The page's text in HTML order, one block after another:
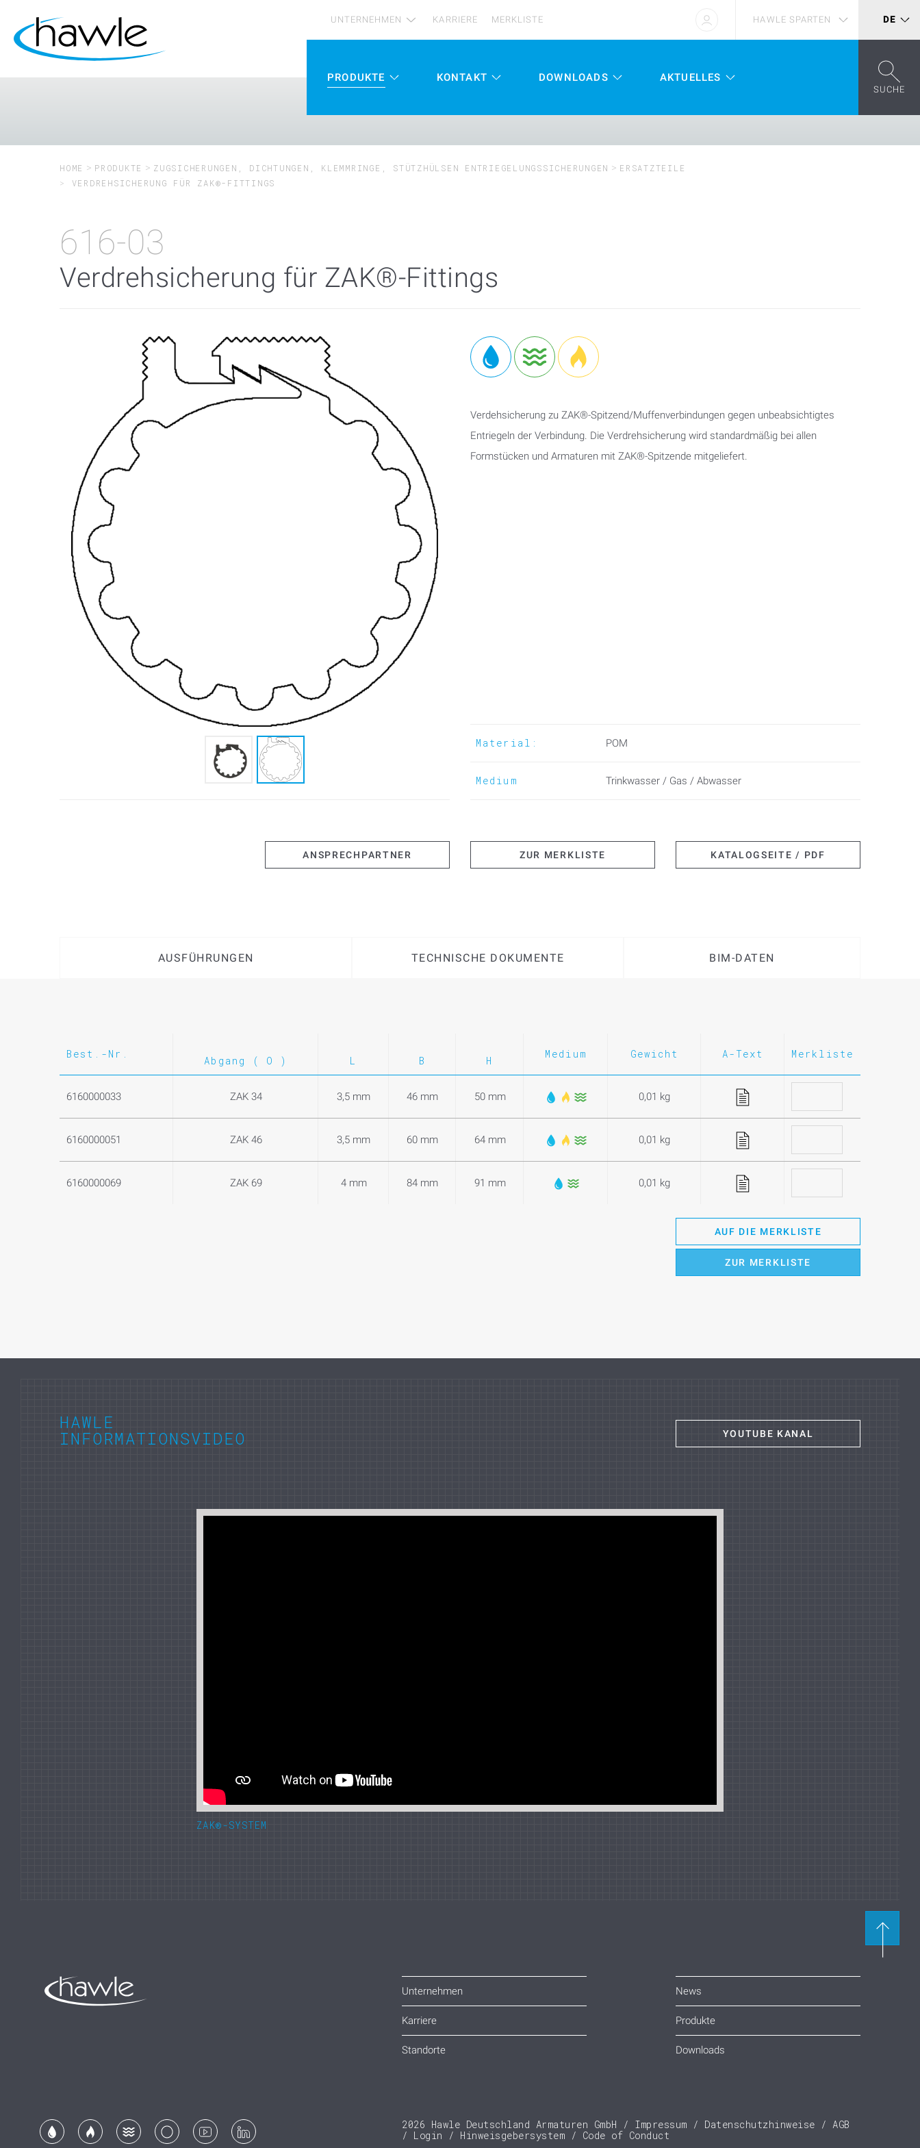
UNTERNEHMEN KARRIERE MERKLISTE HAWLE SPARTEN DE
PRODUKTE KONTAKT DOWNLOADS AKTUELLES
SUCHE
HOME PRODUKTE ZUGSICHERUNGEN, DICHTUNGEN, KLEMMRINGE, STÜTZHÜLSEN ENTRIEGELUNGSSICHERUNGEN
ERSATZTEILE
VERDREHSICHERUNG FÜR ZAK®-FITTINGS
616-03
Verdrehsicherung für ZAK®-Fittings
Verdehsicherung zu ZAK®-Spitzend/Muffenverbindungen gegen unbeabsichtigtes
Entriegeln der Verbindung. Die Verdrehsicherung wird standardmäßig bei allen
Formstücken und Armaturen mit ZAK®-Spitzende mitgeliefert.
Material: POM
Medium Trinkwasser / Gas / Abwasser
ANSPRECHPARTNER ZUR MERKLISTE KATALOGSEITE / PDF
AUSFÜHRUNGEN TECHNISCHE DOKUMENTE BIM-DATEN
Best.-Nr.
Abgang ( O ) L B H
Medium Gewicht A-Text Merkliste
6160000033 ZAK 34 3,5 mm 46 mm 50 mm 0,01 kg
6160000051 ZAK 46 3,5 mm 60 mm 64 mm 0,01 kg
6160000069 ZAK 69 4 mm 84 mm 91 mm 0,01 kg
AUF DIE MERKLISTE
ZUR MERKLISTE
HAWLE
INFORMATIONSVIDEO YOUTUBE KANAL
ZAK®-SYSTEM
Unternehmen
Karriere
Standorte
News
Produkte
Downloads
2026 Hawle Deutschland Armaturen GmbH Impressum Datenschutzhinweise
AGB
Login
Hinweisgebersystem Code of Conduct